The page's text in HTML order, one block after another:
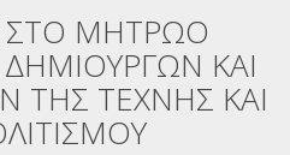
ΜΗΤΡΩΟ
ΚΑΙ
ΤΗΣ ΤΕΧΝΗΣ ΚΑΙ